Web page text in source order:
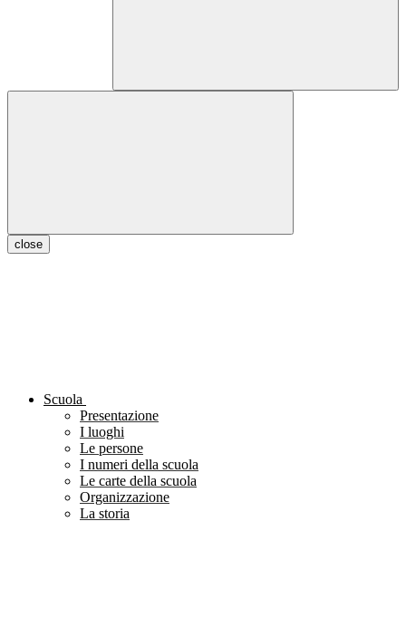
close
Scuola
Presentazione
I luoghi
Le persone
I numeri della scuola
Le carte della scuola
Organizzazione
La storia